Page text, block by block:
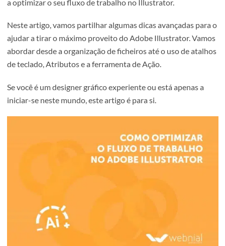
familiarizados com as melhores práticas de fluxo de
a optimizar o seu fluxo de trabalho no Illustrator.
Neste artigo, vamos partilhar algumas dicas avançadas
abordar desde a organização de ficheiros até o uso de
de teclado, Atributos e a ferramenta de Ação.
iniciar-se neste mundo, este artigo é para si.